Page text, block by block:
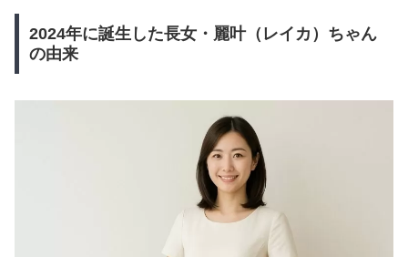
2024年に誕生した長女・麗叶（レイカ）ちゃん
の由来